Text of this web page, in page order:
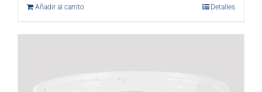
Añadir al carrito Detalles